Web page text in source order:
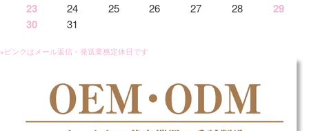
23
24 25 26 27 28
29
30
31